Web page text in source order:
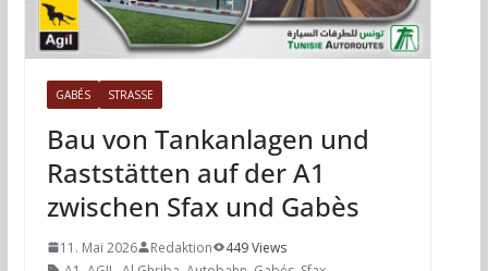
GABÉS STRASSE
Bau von Tankanlagen und
Raststätten auf der A1
zwischen Sfax und Gabès
11. Mai 2026 Redaktion
449 Views